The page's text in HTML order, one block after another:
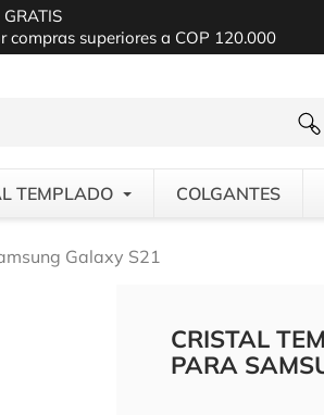
superiores a COP 120.000
TEMPLADO COLGANTES
Galaxy S21
CRISTAL
PARA